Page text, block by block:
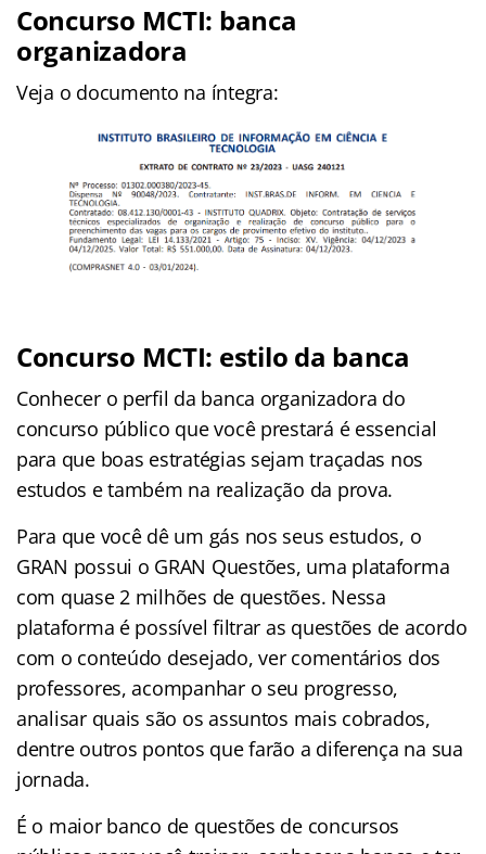
Concurso MCTI: banca
organizadora
Veja o documento na íntegra:
Concurso MCTI: estilo da banca
Conhecer o perfil da banca organizadora do
concurso público que você prestará é essencial
para que boas estratégias sejam traçadas nos
estudos e também na realização da prova.
Para que você dê um gás nos seus estudos, o
GRAN possui o GRAN Questões, uma plataforma
com quase 2 milhões de questões. Nessa
plataforma é possível filtrar as questões de acordo
com o conteúdo desejado, ver comentários dos
professores, acompanhar o seu progresso,
analisar quais são os assuntos mais cobrados,
dentre outros pontos que farão a diferença na sua
jornada.
É o maior banco de questões de concursos